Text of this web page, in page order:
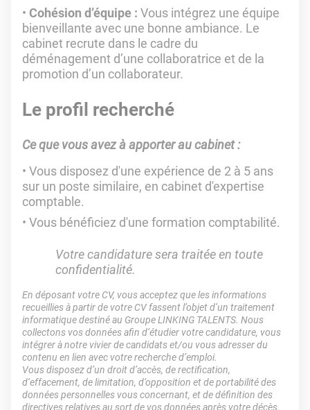
Cohésion d’équipe : Vous intégrez une équipe
bienveillante avec une bonne ambiance. Le
cabinet recrute dans le cadre du
déménagement d’une collaboratrice et de la
promotion d’un collaborateur.
Le profil recherché
Ce que vous avez à apporter au cabinet :
Vous disposez d'une expérience de 2 à 5 ans
sur un poste similaire, en cabinet d'expertise
comptable.
Vous bénéficiez d'une formation comptabilité.
Votre candidature sera traitée en toute
confidentialité.
En déposant votre CV, vous acceptez que les informations
recueillies à partir de votre CV fassent l’objet d’un traitement
informatique destiné au Groupe LINKING TALENTS. Nous
collectons vos données afin d’étudier votre candidature, vous
intégrer à notre vivier de candidats et/ou vous adresser du
contenu en lien avec votre recherche d’emploi.
Vous disposez d’un droit d’accès, de rectification,
d’effacement, de limitation, d’opposition et de portabilité des
données personnelles vous concernant, et de définition des
directives relatives au sort de vos données après votre décès.